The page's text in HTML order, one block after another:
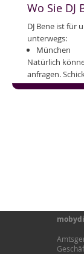
Wo Sie DJ
DJ Bene ist für
unterwegs:
München
Natürlich
anfragen.